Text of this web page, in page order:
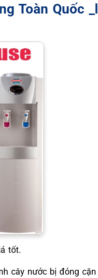
Toàn Quốc
tốt.
cây nước bị đóng cặn